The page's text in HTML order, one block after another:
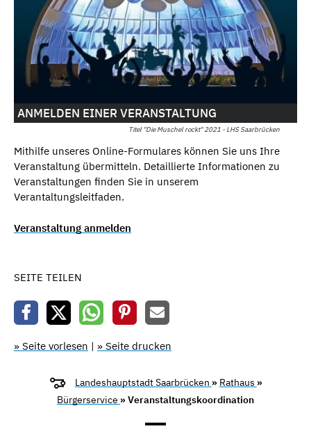
Titel "Die Muschel rockt" 2021 - LHS Saarbrücken
ANMELDEN EINER VERANSTALTUNG
Mithilfe unseres Online-Formulares können Sie uns Ihre
Veranstaltung übermitteln. Detaillierte Informationen zu
Veranstaltungen finden Sie in unserem
Verantaltungsleitfaden.
Veranstaltung anmelden
SEITE TEILEN
» Seite vorlesen | » Seite drucken
Landeshauptstadt Saarbrücken » Rathaus »
Bürgerservice » Veranstaltungskoordination